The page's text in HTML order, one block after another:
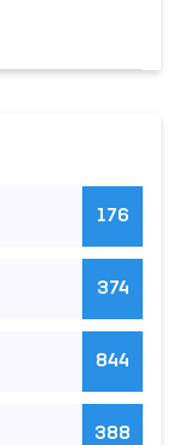
176
374
844
388